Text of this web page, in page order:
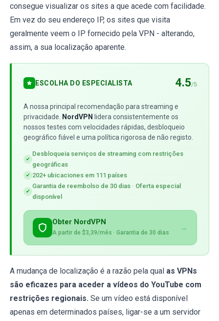
consegue visualizar os sites a que acede com facilidade.
Em vez do seu endereço IP, os sites que visita
geralmente veem o IP fornecido pela VPN - alterando,
assim, a sua localização aparente.
ESCOLHA DO ESPECIALISTA 4.5/5
A nossa principal recomendação para streaming e
privacidade.
NordVPN lidera consistentemente os
nossos testes com velocidades rápidas, desbloqueio
geográfico fiável e uma política rigorosa de não registo.
✔
Desbloqueia serviços de streaming com restrições
geográficas
✔ 202+ ubicaciones em 111 países
✔
Garantia de reembolso de 30 dias · Oferta especial
disponível
Obter NordVPN
A partir de $3,39/mês · Garantia de 30 dias
→
A mudança de localização é a razão pela qual as VPNs
são eficazes para aceder a vídeos do YouTube com
restrições regionais. Se um vídeo está disponível
apenas em determinados países, ligar-se a um servidor